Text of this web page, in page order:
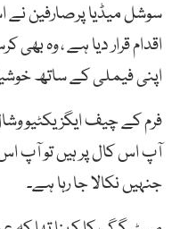
سوشل میڈیا پرصارفین
اقدام قرار دیا ہے ، وہ
اپنی فیملی کے ساتھ
فرم کے چیف ایگزیکٹیو
آپ اس کال پر ہیں تو آپ
جنہیں نکالا جا رہا ہے۔